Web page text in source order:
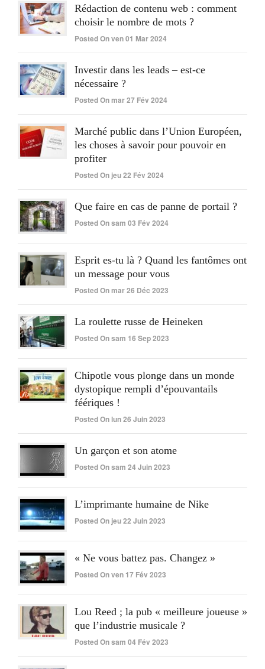
Rédaction de contenu web : comment
choisir le nombre de mots ?
Posted On ven 01 Mar 2024
Investir dans les leads – est-ce
nécessaire ?
Posted On mar 27 Fév 2024
Marché public dans l’Union Européen,
les choses à savoir pour pouvoir en
profiter
Posted On jeu 22 Fév 2024
Que faire en cas de panne de portail ?
Posted On sam 03 Fév 2024
Esprit es-tu là ? Quand les fantômes ont
un message pour vous
Posted On mar 26 Déc 2023
La roulette russe de Heineken
Posted On sam 16 Sep 2023
Chipotle vous plonge dans un monde
dystopique rempli d’épouvantails
féériques !
Posted On lun 26 Juin 2023
Un garçon et son atome
Posted On sam 24 Juin 2023
L’imprimante humaine de Nike
Posted On jeu 22 Juin 2023
« Ne vous battez pas. Changez »
Posted On ven 17 Fév 2023
Lou Reed ; la pub « meilleure joueuse »
que l’industrie musicale ?
Posted On sam 04 Fév 2023